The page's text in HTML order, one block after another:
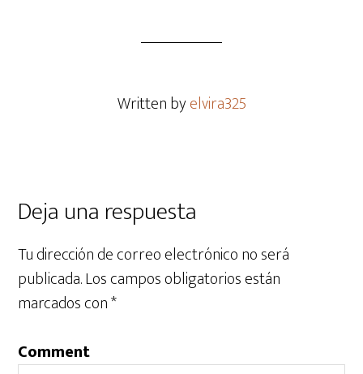
Written byelvira325
Deja una respuesta
Tu dirección de correo electrónico no será
publicada.Los campos obligatorios están
marcados con*
Comment